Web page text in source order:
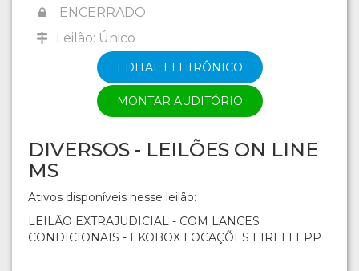
ENCERRADO
Leilão: Único
EDITAL ELETRÔNICO
MONTAR AUDITÓRIO
DIVERSOS - LEILÕES ON LINE
MS
Ativos disponíveis nesse leilão:
LEILÃO EXTRAJUDICIAL - COM LANCES
CONDICIONAIS - EKOBOX LOCAÇÕES EIRELI EPP